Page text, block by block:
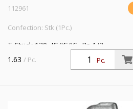
112961
Confection: Stk (1Pc.)
T-Stück 130, IG/IG/IG, Rp 1/2,
Betriebstemperatur -20 °C bis 300 °C,
schwarzer Temperguss, feuerverzinkt,
Pc.
1.63 / Pc.